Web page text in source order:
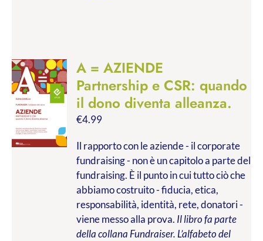
A = AZIENDE
Partnership e CSR: quando
il dono diventa alleanza.
€4.99
Il rapporto con le aziende - il corporate
fundraising - non è un capitolo a parte del
fundraising. È il punto in cui tutto ciò che
abbiamo costruito - fiducia, etica,
responsabilità, identità, rete, donatori -
viene messo alla prova. Il libro fa parte
della collana Fundraiser. L’alfabeto del